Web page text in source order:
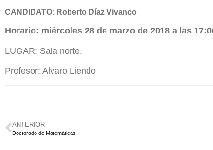
CANDIDATO: Roberto Díaz Vivanco
Horario: miércoles 28 de marzo de 2018 a las
LUGAR: Sala norte.
Profesor: Alvaro Liendo
ANTERIOR
Doctorado de Matemáticas